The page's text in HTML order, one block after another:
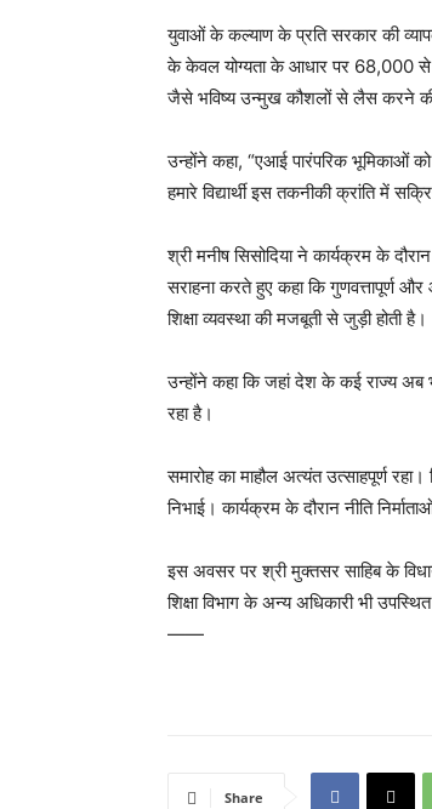
युवाओं के कल्याण के प्रति सरकार की
के केवल योग्यता के आधार पर 68,000 से
जैसे भविष्य उन्मुख कौशलों से लैस करने की
उन्होंने कहा, “एआई पारंपरिक भूमिकाओं
हमारे विद्यार्थी इस तकनीकी क्रांति में
श्री मनीष सिसोदिया ने कार्यक्रम के
सराहना करते हुए कहा कि गुणवत्तापूर्ण
शिक्षा व्यवस्था की मजबूती से जुड़ी होती है।
उन्होंने कहा कि जहां देश के कई राज्य अब
रहा है।
समारोह का माहौल अत्यंत उत्साहपूर्ण
निभाई। कार्यक्रम के दौरान नीति
इस अवसर पर श्री मुक्तसर साहिब के
शिक्षा विभाग के अन्य अधिकारी भी
——
Share